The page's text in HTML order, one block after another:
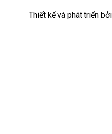
Thiết kế và phát triển bởi